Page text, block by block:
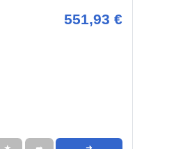
551,93 €